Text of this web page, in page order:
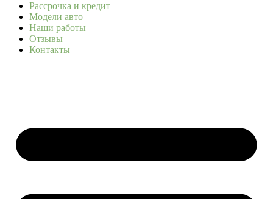
Рассрочка и кредит
Модели авто
Наши работы
Отзывы
Контакты